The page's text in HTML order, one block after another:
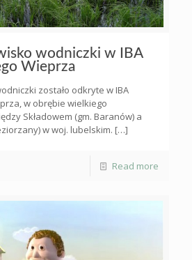
wodniczki w IBA
Wieprza
zostało odkryte w IBA
w obrębie wielkiego
Składowem (gm. Baranów) a
w woj. lubelskim. […]
Read more